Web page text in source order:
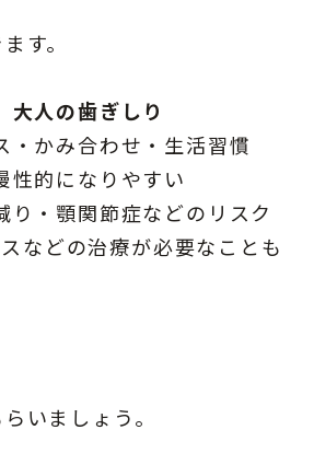
す。
大人の歯ぎしり
・かみ合わせ・生活習慣
性的になりやすい
り・顎関節症などのリスク
などの治療が必要なことも
いましょう。